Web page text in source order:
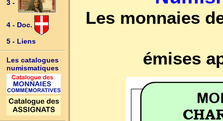
3 -
4 - Doc.
5 - Liens
Les catalogues
numismatiques
Les monnaies
émises